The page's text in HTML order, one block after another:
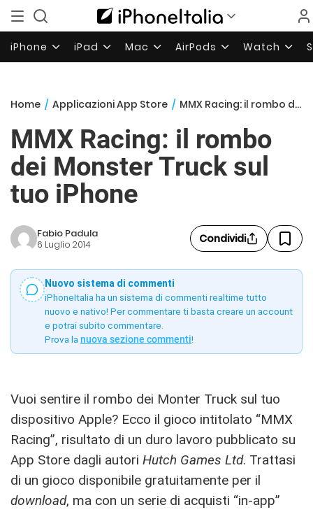
iPhone iPad Mac AirPods Watch
Home / Applicazioni App Store / MMX Racing: il rombo dei Monster Truck sul tuo iPhone
MMX Racing: il rombo
dei Monster Truck sul
tuo iPhone
Fabio Padula
6 Luglio 2014 Condividi
Nuovo sistema di commenti
iPhoneItalia ha un sistema di commenti realtime tutto
nuovo e nativo! Per commentare ti basta creare un account
e potrai subito commentare.
Prova la nuova sezione commenti!
Vuoi sentire il rombo dei Monter Truck sul tuo
dispositivo Apple? Ecco il gioco intitolato “MMX
Racing”, risultato di un duro lavoro pubblicato su
App Store dagli autori Hutch Games Ltd. Trattasi
di un gioco disponibile gratuitamente per il
download, ma con un serie di acquisti “in-app”